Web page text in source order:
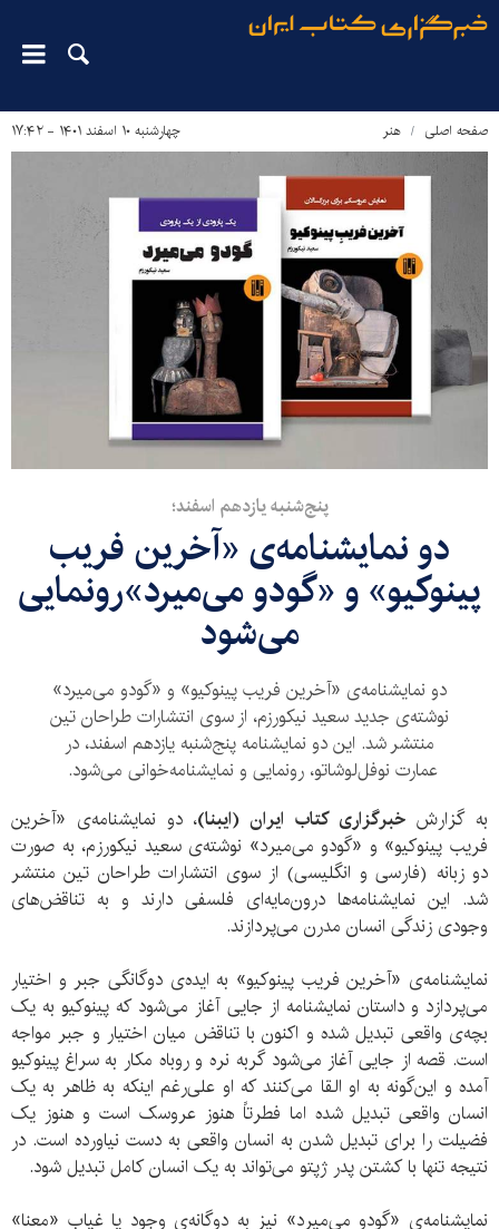
صفحه اصلی هنر چهارشنبه ۱۰ اسفند ۱۴۰۱ - ۱۷:۴۲
پنج‌شنبه یازدهم اسفند؛
دو نمایشنامه‌ی «آخرین فریب
پینوکیو» و «گودو می‌میرد»رونمایی
می‌شود
دو نمایشنامه‌ی «آخرین فریب پینوکیو» و «گودو می‌میرد»
نوشته‌ی جدید سعید نیکورزم، از سوی انتشارات طراحان تین
منتشر شد. این دو نمایشنامه‌ پنج‌شنبه یازدهم اسفند، در
عمارت نوفل‌لوشاتو، رونمایی و نمایشنامه‌خوانی می‌شود.
به گزارشخبرگزاری کتاب ایران (ایبنا)، دو نمایشنامه‌ی «آخرین
فریب پینوکیو» و «گودو می‌میرد» نوشته‌ی سعید نیکورزم، به صورت
دو زبانه (فارسی و انگلیسی) از سوی انتشارات طراحان تین منتشر
شد. این نمایشنامه‌ها درون‌مایه‌ای فلسفی دارند و به تناقض‌های
وجودی زندگی انسان مدرن می‌پردازند.
نمایشنامه‌ی «آخرین فریب پینوکیو» به ایده‌ی دوگانگی جبر و اختیار
می‌پردازد و داستان نمایشنامه از جایی آغاز می‌شود که پینوکیو به یک
بچه‌‌ی واقعی تبدیل شده و اکنون با تناقض میان اختیار و جبر مواجه
است. قصه از جایی آغاز می‌شود گربه نره و روباه مکار به سراغ پینوکیو
آمده و این‌گونه به او القا می‌کنند که او علی‌رغم اینکه به ظاهر به یک
انسان واقعی تبدیل شده اما فطرتاً هنوز عروسک است و هنوز یک
فضیلت را برای تبدیل شدن به انسان واقعی به دست نیاورده است. در
نتیجه تنها با کشتن پدر ژپتو می‌تواند به یک انسان کامل تبدیل شود.
نمایشنامه‌ی «گودو می‌میرد» نیز به دوگانه‌ی وجود یا غیابِ «معنا»